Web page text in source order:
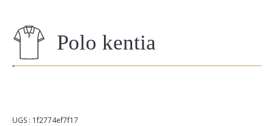
Polo kentia
UGS : 1f2774ef7f17